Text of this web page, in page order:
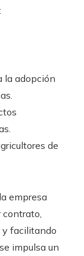
la adopción
de
empresa
facilitando
impulsa un